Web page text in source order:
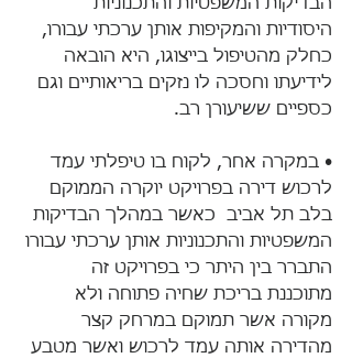
הבדיקות המשפטיות והתכנוניות
היסודיות והמקיפות אותן ערכתי עבורו,
כחלק מהטיפול בייצוגו, היא הובאה
לידיעתו וחסכה לו נזקים בריאותיים וגם
כספיים ששיעורן רב.
• במקרה אחר, לקוח בו טיפלתי עמד
לרכוש דירה בפרויקט יוקרה הממוקם
בלב תל אביב  כאשר במהלך הבדיקות
המשפטיות והתכנוניות אותן ערכתי עבורו
התברר בין היתר כי בפרויקט זה
מתוכננת בריכת שחיה פתוחה ולא
מקורה אשר תמוקם במרחק קצר
מהדירה אותה עמד לרכוש ואשר מטבע